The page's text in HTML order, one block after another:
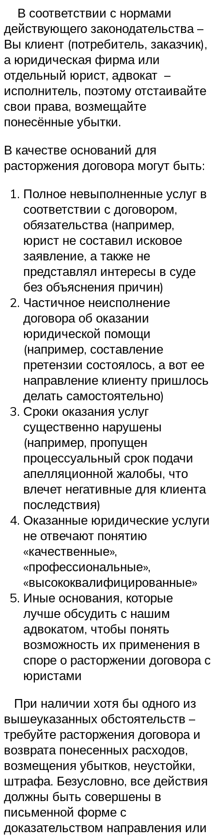
В соответствии с нормами
действующего законодательства –
Вы клиент (потребитель, заказчик),
а юридическая фирма или
отдельный юрист, адвокат –
исполнитель, поэтому отстаивайте
свои права, возмещайте
понесённые убытки.
В качестве оснований для
расторжения договора могут быть:
Полное невыполненные услуг в
соответствии с договором,
обязательства (например,
юрист не составил исковое
заявление, а также не
представлял интересы в суде
без объяснения причин)
Частичное неисполнение
договора об оказании
юридической помощи
(например, составление
претензии состоялось, а вот ее
направление клиенту пришлось
делать самостоятельно)
Сроки оказания услуг
существенно нарушены
(например, пропущен
процессуальный срок подачи
апелляционной жалобы, что
влечет негативные для клиента
последствия)
Оказанные юридические услуги
не отвечают понятию
«качественные»,
«профессиональные»,
«высококвалифицированные»
Иные основания, которые
лучше обсудить с нашим
адвокатом, чтобы понять
возможность их применения в
споре о расторжении договора с
юристами
При наличии хотя бы одного из
вышеуказанных обстоятельств –
требуйте расторжения договора и
возврата понесенных расходов,
возмещения убытков, неустойки,
штрафа. Безусловно, все действия
должны быть совершены в
письменной форме с
доказательством направления или